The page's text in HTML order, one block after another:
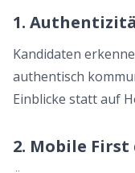
1.
Kandidaten
authentisch
Einblicke statt auf
2. Mobile First